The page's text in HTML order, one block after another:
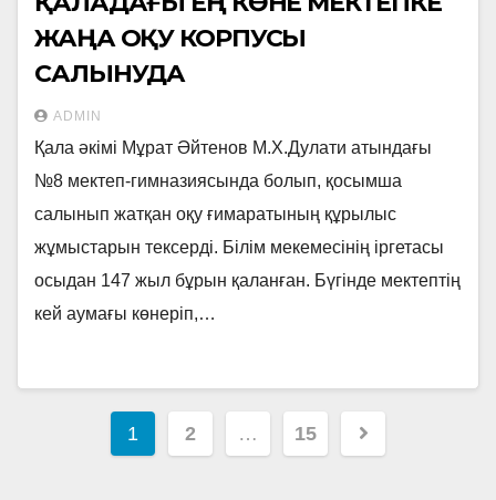
ЖАҢА ОҚУ КОРПУСЫ
САЛЫНУДА
ADMIN
Қала әкімі Мұрат Әйтенов М.Х.Дулати атындағы
№8 мектеп-гимназиясында болып, қосымша
салынып жатқан оқу ғимаратының құрылыс
жұмыстарын тексерді. Білім мекемесінің іргетасы
осыдан 147 жыл бұрын қаланған. Бүгінде мектептің
кей аумағы көнеріп,…
Навигация
1 2 … 15